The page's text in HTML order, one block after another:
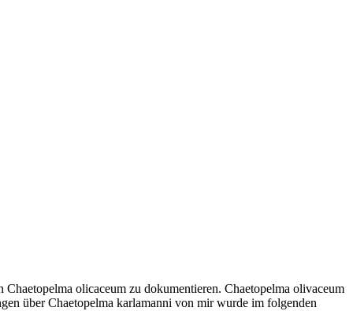
olicaceum zu dokumentieren. Chaetopelma olivaceum
über Chaetopelma karlamanni von mir wurde im folgenden